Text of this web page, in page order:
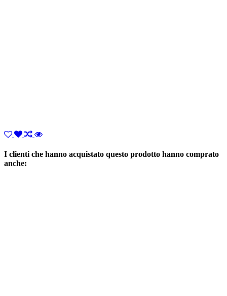
I clienti che hanno acquistato questo prodotto hanno comprato
anche: